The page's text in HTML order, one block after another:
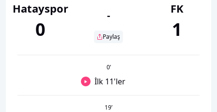
Hatayspor
0
-
Paylaş
FK
1
0’
İlk 11'ler
19’